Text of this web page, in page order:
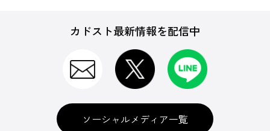
カドスト最新情報を配信中
ソーシャルメディア一覧